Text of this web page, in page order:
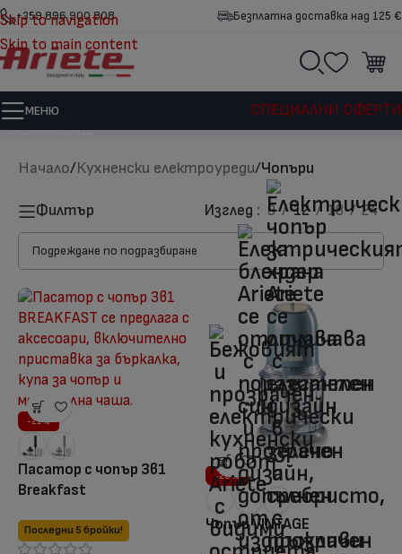
Skip to navigation
Skip to main content
+359 896 900 808 Безплатна доставка над 125 €
МЕНЮ СПЕЦИАЛНИ ОФЕРТИ
Чопъри
Категории
Начало/Кухненски електроуреди/Чопъри
Филтър Изглед 9 12 18 24
-21%
Пасатор с чопър 3в1
Breakfast
Последни 5 бройки!
-20%
Чопър VINTAGE